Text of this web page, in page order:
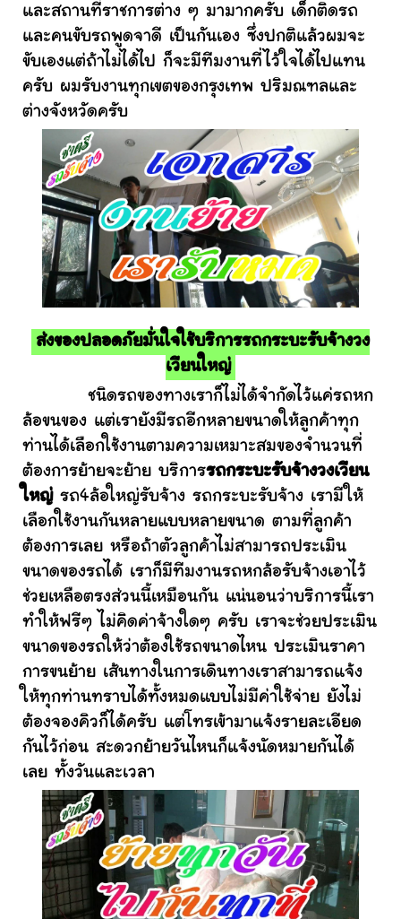
และสถานที่ราชการต่าง ๆ มามากครับ เด็กติดรถ
และคนขับรถพูดจาดี เป็นกันเอง ซึ่งปกติแล้วผมจะ
ขับเองแต่ถ้าไม่ได้ไป ก็จะมีทีมงานที่ไว้ใจได้ไปแทน
ครับ ผมรับงานทุกเขตของกรุงเทพ ปริมณฑลและ
ต่างจังหวัดครับ
ส่งของปลอดภัยมั่นใจใช้บริการรถกระบะรับจ้างวง
เวียนใหญ่
ชนิดรถของทางเราก็ไม่ได้จำกัดไว้แค่รถหก
ล้อขนของ แต่เรายังมีรถอีกหลายขนาดให้ลูกค้าทุก
ท่านได้เลือกใช้งานตามความเหมาะสมของจำนวนที่
ต้องการย้ายจะย้าย บริการรถกระบะรับจ้างวงเวียน
ใหญ่รถ4ล้อใหญ่รับจ้าง รถกระบะรับจ้าง เรามีให้
เลือกใช้งานกันหลายแบบหลายขนาด ตามที่ลูกค้า
ต้องการเลย หรือถ้าตัวลูกค้าไม่สามารถประเมิน
ขนาดของรถได้ เราก็มีทีมงานรถหกล้อรับจ้างเอาไว้
ช่วยเหลือตรงส่วนนี้เหมือนกัน แน่นอนว่าบริการนี้เรา
ทำให้ฟรีๆ ไม่คิดค่าจ้างใดๆ ครับ เราจะช่วยประเมิน
ขนาดของรถให้ว่าต้องใช้รถขนาดไหน ประเมินราคา
การขนย้าย เส้นทางในการเดินทางเราสามารถแจ้ง
ให้ทุกท่านทราบได้ทั้งหมดแบบไม่มีค่าใช้จ่าย ยังไม่
ต้องจองคิวก็ได้ครับ แต่โทรเข้ามาแจ้งรายละเอียด
กันไว้ก่อน สะดวกย้ายวันไหนก็แจ้งนัดหมายกันได้
เลย ทั้งวันและเวลา